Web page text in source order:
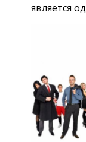
является